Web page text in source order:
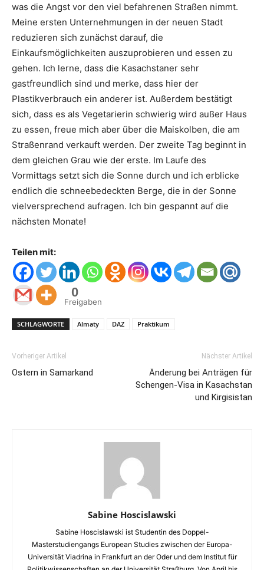
was die Angst vor den viel befahrenen Straßen nimmt.
Meine ersten Unternehmungen in der neuen Stadt
reduzieren sich zunächst darauf, die
Einkaufsmöglichkeiten auszuprobieren und essen zu
gehen. Ich lerne, dass die Kasachstaner sehr
gastfreundlich sind und merke, dass hier der
Plastikverbrauch ein anderer ist. Außerdem bestätigt
sich, dass es als Vegetarierin schwierig wird außer Haus
zu essen, freue mich aber über die Maiskolben, die am
Straßenrand verkauft werden. Der zweite Tag beginnt in
dem gleichen Grau wie der erste. Im Laufe des
Vormittags setzt sich die Sonne durch und ich erblicke
endlich die schneebedeckten Berge, die in der Sonne
vielversprechend aufragen. Ich bin gespannt auf die
nächsten Monate!
Teilen mit:
0
Freigaben
SCHLAGWORTE Almaty DAZ Praktikum
Vorheriger Artikel
Ostern in Samarkand
Nächster Artikel
Änderung bei Anträgen für
Schengen-Visa in Kasachstan
und Kirgisistan
Sabine Hoscislawski
Sabine Hoscislawski ist Studentin des Doppel-
Masterstudiengangs European Studies zwischen der Europa-
Universität Viadrina in Frankfurt an der Oder und dem Institut für